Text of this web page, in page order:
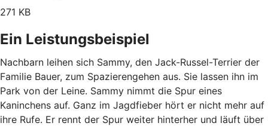
271 KB
Ein Leistungsbeispiel
Nachbarn leihen sich Sammy, den Jack-Russel-Terrier der
Familie Bauer, zum Spazierengehen aus. Sie lassen ihn im
Park von der Leine. Sammy nimmt die Spur eines
Kaninchens auf. Ganz im Jagdfieber hört er nicht mehr auf
ihre Rufe. Er rennt der Spur weiter hinterher und läuft über